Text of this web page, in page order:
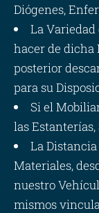
Diógenes,
La Variedad
hacer de dicha
posterior
para su
Si el
las
La
Materiales,
nuestro
mismos